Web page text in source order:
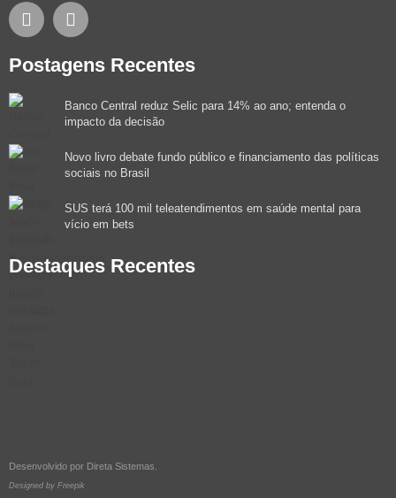
Postagens Recentes
Banco Central reduz Selic para 14% ao ano; entenda o
impacto da decisão
Novo livro debate fundo público e financiamento das políticas
sociais no Brasil
SUS terá 100 mil teleatendimentos em saúde mental para
vício em bets
Destaques Recentes
Desenvolvido por Direta Sistemas
Designed by Freepik